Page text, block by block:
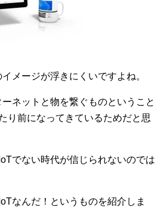
メージが浮きにくいですよね。
ネットと物を繋ぐものということ
り前になってきているためだと思
でない時代が信じられないのでは
なんだ！というものを紹介しま